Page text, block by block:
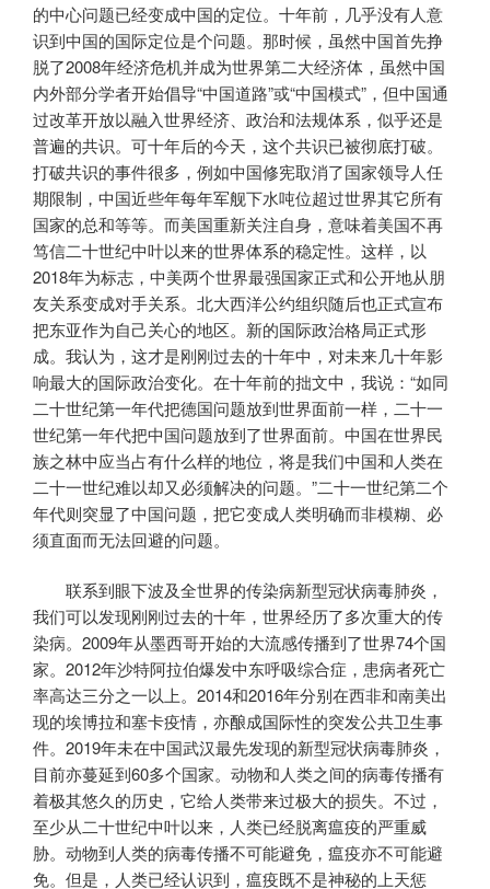
的中心问题已经变成中国的定位。十年前，几乎没有人意
识到中国的国际定位是个问题。那时候，虽然中国首先挣
脱了2008年经济危机并成为世界第二大经济体，虽然中国
内外部分学者开始倡导“中国道路”或“中国模式”，但中国通
过改革开放以融入世界经济、政治和法规体系，似乎还是
普遍的共识。可十年后的今天，这个共识已被彻底打破。
打破共识的事件很多，例如中国修宪取消了国家领导人任
期限制，中国近些年每年军舰下水吨位超过世界其它所有
国家的总和等等。而美国重新关注自身，意味着美国不再
笃信二十世纪中叶以来的世界体系的稳定性。这样，以
2018年为标志，中美两个世界最强国家正式和公开地从朋
友关系变成对手关系。北大西洋公约组织随后也正式宣布
把东亚作为自己关心的地区。新的国际政治格局正式形
成。我认为，这才是刚刚过去的十年中，对未来几十年影
响最大的国际政治变化。在十年前的拙文中，我说：“如同
二十世纪第一年代把德国问题放到世界面前一样，二十一
世纪第一年代把中国问题放到了世界面前。中国在世界民
族之林中应当占有什么样的地位，将是我们中国和人类在
二十一世纪难以却又必须解决的问题。”二十一世纪第二个
年代则突显了中国问题，把它变成人类明确而非模糊、必
须直面而无法回避的问题。
联系到眼下波及全世界的传染病新型冠状病毒肺炎，
我们可以发现刚刚过去的十年，世界经历了多次重大的传
染病。2009年从墨西哥开始的大流感传播到了世界74个国
家。2012年沙特阿拉伯爆发中东呼吸综合症，患病者死亡
率高达三分之一以上。2014和2016年分别在西非和南美出
现的埃博拉和塞卡疫情，亦酿成国际性的突发公共卫生事
件。2019年未在中国武汉最先发现的新型冠状病毒肺炎，
目前亦蔓延到60多个国家。动物和人类之间的病毒传播有
着极其悠久的历史，它给人类带来过极大的损失。不过，
至少从二十世纪中叶以来，人类已经脱离瘟疫的严重威
胁。动物到人类的病毒传播不可能避免，瘟疫亦不可能避
免。但是，人类已经认识到，瘟疫既不是神秘的上天惩